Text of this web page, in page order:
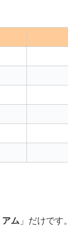
アム 」だけです。